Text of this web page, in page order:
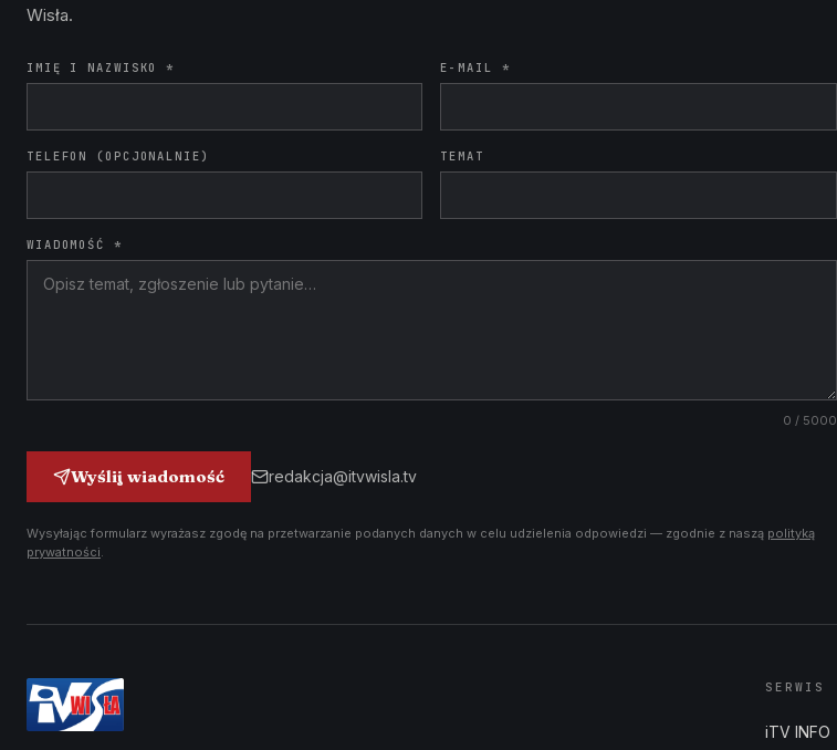
Wisła.
IMIĘ I NAZWISKO * E-MAIL *
TELEFON (OPCJONALNIE) TEMAT
WIADOMOŚĆ *
0 / 5000
Wyślij wiadomość redakcja@itvwisla.tv
Wysyłając formularz wyrażasz zgodę na przetwarzanie podanych danych w celu udzielenia odpowiedzi — zgodnie z naszą polityką
prywatności.
SERWIS
iTV INFO